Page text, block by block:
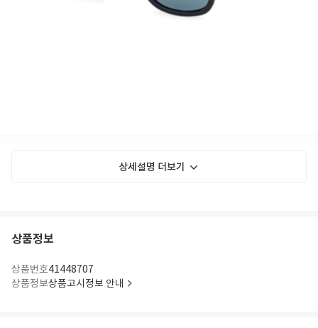
상세설명 더보기
상품정보
상품번호41448707
상품정보상품고시정보 안내